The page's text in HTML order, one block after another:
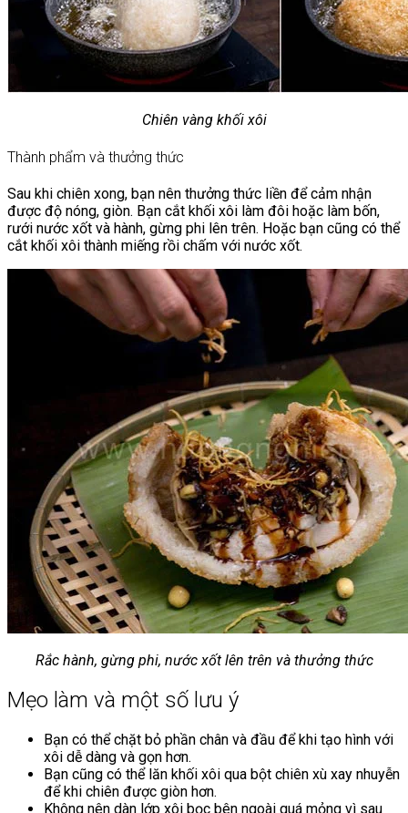
Chiên vàng khối xôi
Thành phẩm và thưởng thức
Sau khi chiên xong, bạn nên thưởng thức liền để cảm nhận
được độ nóng, giòn. Bạn cắt khối xôi làm đôi hoặc làm bốn,
rưới nước xốt và hành, gừng phi lên trên. Hoặc bạn cũng có thể
cắt khối xôi thành miếng rồi chấm với nước xốt.
Rắc hành, gừng phi, nước xốt lên trên và thưởng thức
Mẹo làm và một số lưu ý
Bạn có thể chặt bỏ phần chân và đầu để khi tạo hình với
xôi dễ dàng và gọn hơn.
Bạn cũng có thể lăn khối xôi qua bột chiên xù xay nhuyễn
để khi chiên được giòn hơn.
Không nên dàn lớp xôi bọc bên ngoài quá mỏng vì sau